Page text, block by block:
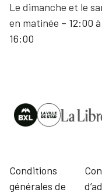
Le dimanche et le
en matinée – 12:00 à
16:00
Conditions
générales de